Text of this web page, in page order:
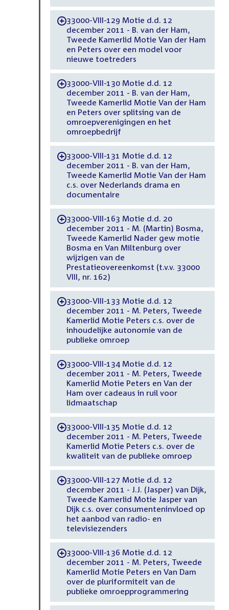
-33000-VIII-129 Motie d.d. 12
december 2011 - B. van der Ham,
Tweede Kamerlid Motie Van der Ham
en Peters over een model voor
nieuwe toetreders
-33000-VIII-130 Motie d.d. 12
december 2011 - B. van der Ham,
Tweede Kamerlid Motie Van der Ham
en Peters over splitsing van de
omroepverenigingen en het
omroepbedrijf
-33000-VIII-131 Motie d.d. 12
december 2011 - B. van der Ham,
Tweede Kamerlid Motie Van der Ham
c.s. over Nederlands drama en
documentaire
-33000-VIII-163 Motie d.d. 20
december 2011 - M. (Martin) Bosma,
Tweede Kamerlid Nader gew motie
Bosma en Van Miltenburg over
wijzigen van de
Prestatieovereenkomst (t.v.v. 33000
VIII, nr. 162)
-33000-VIII-133 Motie d.d. 12
december 2011 - M. Peters, Tweede
Kamerlid Motie Peters c.s. over de
inhoudelijke autonomie van de
publieke omroep
-33000-VIII-134 Motie d.d. 12
december 2011 - M. Peters, Tweede
Kamerlid Motie Peters en Van der
Ham over cadeaus in ruil voor
lidmaatschap
-33000-VIII-135 Motie d.d. 12
december 2011 - M. Peters, Tweede
Kamerlid Motie Peters c.s. over de
kwaliteit van de publieke omroep
-33000-VIII-127 Motie d.d. 12
december 2011 - J.J. (Jasper) van Dijk,
Tweede Kamerlid Motie Jasper van
Dijk c.s. over consumenteninvloed op
het aanbod van radio- en
televisiezenders
-33000-VIII-136 Motie d.d. 12
december 2011 - M. Peters, Tweede
Kamerlid Motie Peters en Van Dam
over de pluriformiteit van de
publieke omroepprogrammering